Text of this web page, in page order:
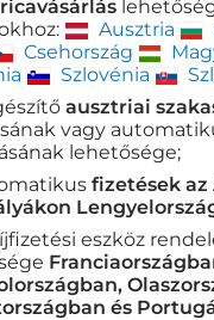
Ausztria
Csehország
Szlovénia
ausztriai
vagy
lehetősége;
fizetések az
eszköz
és